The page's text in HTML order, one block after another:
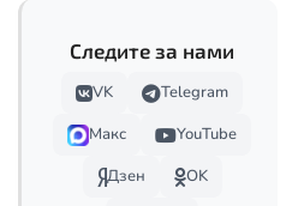
Следите за нами
VK
Telegram
Макс
YouTube
Дзен
OK